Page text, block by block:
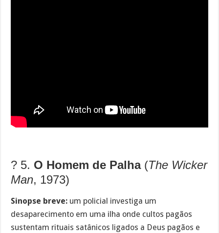
?️ 5. O Homem de Palha(The Wicker
Man, 1973)
Sinopse breve: um policial investiga um
desaparecimento em uma ilha onde cultos pagãos
sustentam rituais satânicos ligados a Deus pagãos e